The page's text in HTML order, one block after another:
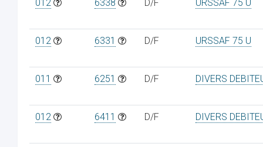
012 6338 D/F URSSAF 75 U
012 6331 D/F URSSAF 75 U
011 6251 D/F DIVERS
012 6411 D/F DIVERS